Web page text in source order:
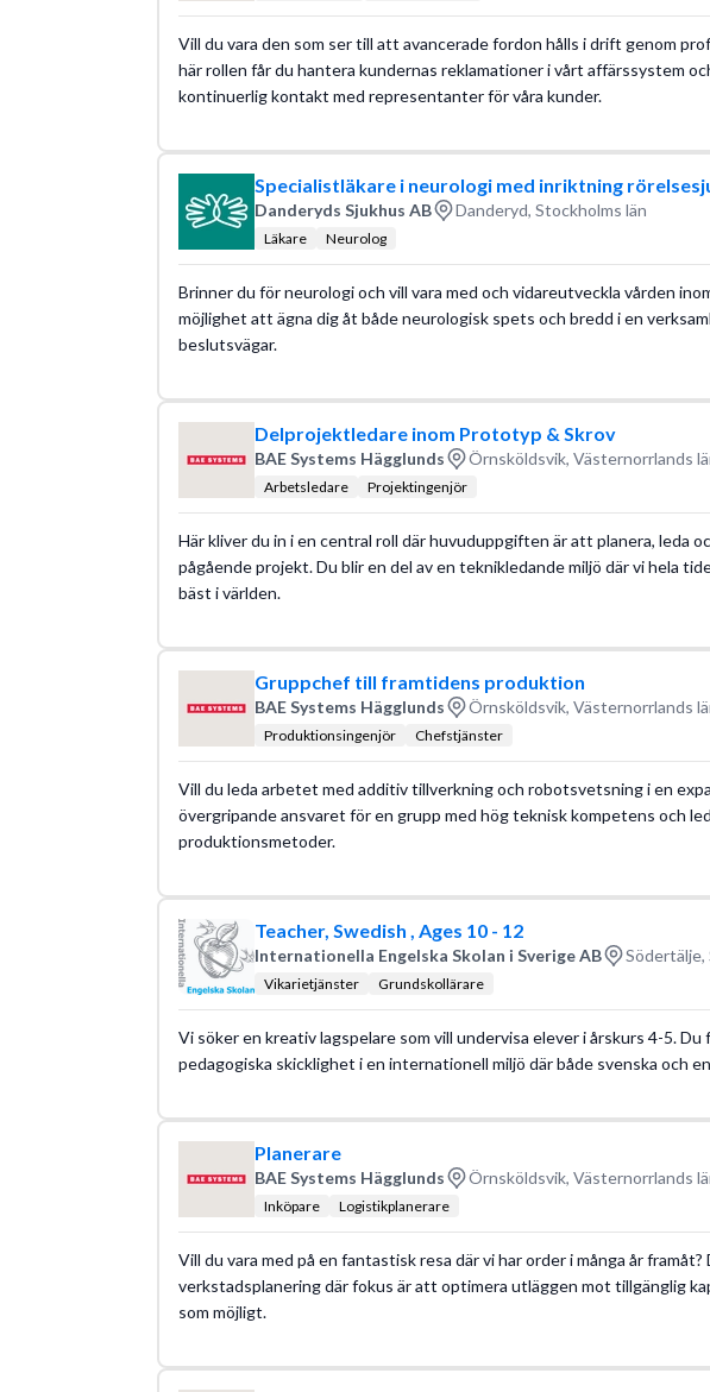
Vill du vara den som ser till att avancerade fordon hålls i drift genom
här rollen får du hantera kundernas reklamationer i vårt affärssystem
kontinuerlig kontakt med representanter för våra kunder.
Specialistläkare i neurologi med inriktning
Danderyds Sjukhus AB Danderyd, Stockholms län
Läkare Neurolog
Brinner du för neurologi och vill vara med och vidareutveckla vården
möjlighet att ägna dig åt både neurologisk spets och bredd i en
beslutsvägar.
Delprojektledare inom Prototyp & Skrov
BAE Systems Hägglunds Örnsköldsvik, Västernorrlands
Arbetsledare Projektingenjör
Här kliver du in i en central roll där huvuduppgiften är att planera, leda
pågående projekt. Du blir en del av en teknikledande miljö där vi hela
bäst i världen.
Gruppchef till framtidens produktion
BAE Systems Hägglunds Örnsköldsvik, Västernorrlands
Produktionsingenjör Chefstjänster
Vill du leda arbetet med additiv tillverkning och robotsvetsning i en
övergripande ansvaret för en grupp med hög teknisk kompetens och
produktionsmetoder.
Teacher, Swedish , Ages 10 - 12
Internationella Engelska Skolan i Sverige AB Södertälje,
Vikarietjänster Grundskollärare
Vi söker en kreativ lagspelare som vill undervisa elever i årskurs 4-5.
pedagogiska skicklighet i en internationell miljö där både svenska och
Planerare
BAE Systems Hägglunds Örnsköldsvik, Västernorrlands
Inköpare Logistikplanerare
Vill du vara med på en fantastisk resa där vi har order i många år framåt?
verkstadsplanering där fokus är att optimera utläggen mot tillgänglig
som möjligt.